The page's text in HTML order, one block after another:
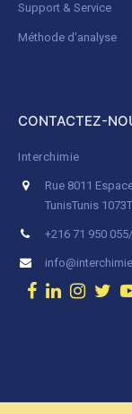
Support & Service
Méthode d'analyse
CONTACTEZ-
Interchimie
Rue 8011
TunisTunis 1073
+216 71 950